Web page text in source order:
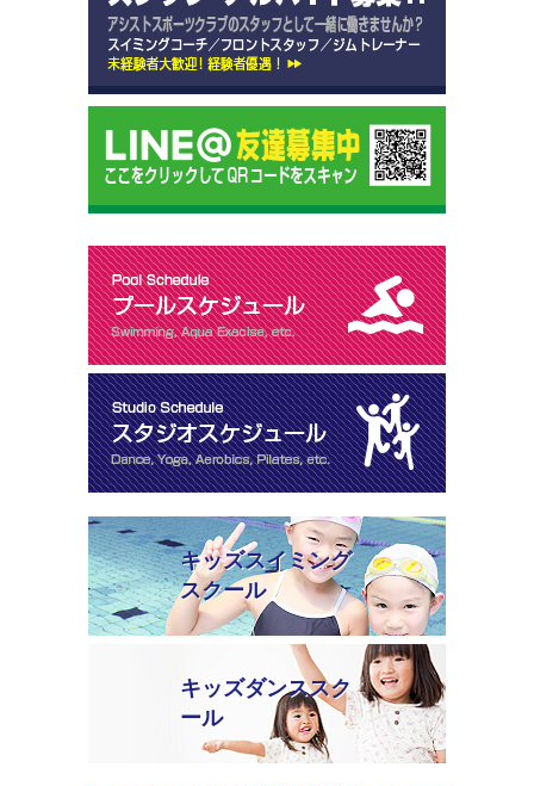
キッズスイミング
スクール
キッズダンススク
ール